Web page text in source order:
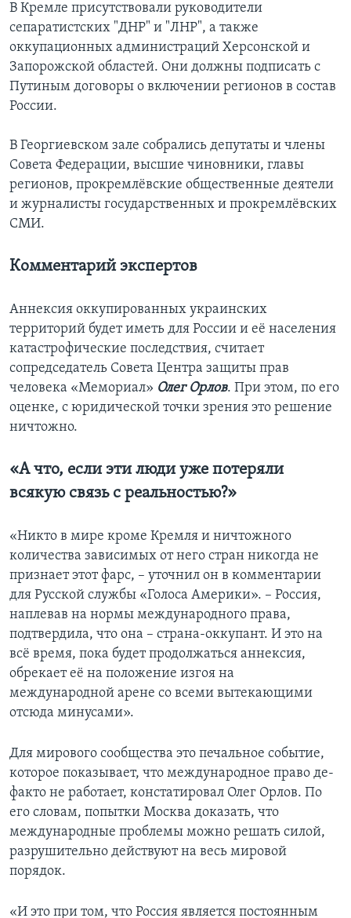
В Кремле присутствовали руководители
сепаратистских "ДНР" и "ЛНР", а также
оккупационных администраций Херсонской и
Запорожской областей. Они должны подписать с
Путиным договоры о включении регионов в состав
России.
В Георгиевском зале собрались депутаты и члены
Совета Федерации, высшие чиновники, главы
регионов, прокремлёвские общественные деятели
и журналисты государственных и прокремлёвских
СМИ.
Комментарий экспертов
Аннексия оккупированных украинских
территорий будет иметь для России и её населения
катастрофические последствия, считает
сопредседатель Совета Центра защиты прав
человека «Мемориал» Олег Орлов. При этом, по его
оценке, с юридической точки зрения это решение
ничтожно.
«А что, если эти люди уже потеряли
всякую связь с реальностью?»
«Никто в мире кроме Кремля и ничтожного
количества зависимых от него стран никогда не
признает этот фарс, – уточнил он в комментарии
для Русской службы «Голоса Америки». – Россия,
наплевав на нормы международного права,
подтвердила, что она – страна-оккупант. И это на
всё время, пока будет продолжаться аннексия,
обрекает её на положение изгоя на
международной арене со всеми вытекающими
отсюда минусами».
Для мирового сообщества это печальное событие,
которое показывает, что международное право де-
факто не работает, констатировал Олег Орлов. По
его словам, попытки Москва доказать, что
международные проблемы можно решать силой,
разрушительно действуют на весь мировой
порядок.
«И это при том, что Россия является постоянным